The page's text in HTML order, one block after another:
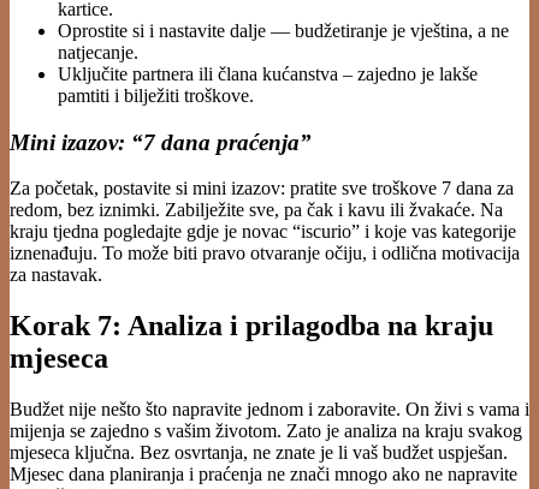
kartice.
Oprostite si i nastavite dalje — budžetiranje je vještina, a ne
natjecanje.
Uključite partnera ili člana kućanstva – zajedno je lakše
pamtiti i bilježiti troškove.
Mini izazov: “7 dana praćenja”
Za početak, postavite si mini izazov: pratite sve troškove 7 dana za
redom, bez iznimki. Zabilježite sve, pa čak i kavu ili žvakaće. Na
kraju tjedna pogledajte gdje je novac “iscurio” i koje vas kategorije
iznenađuju. To može biti pravo otvaranje očiju, i odlična motivacija
za nastavak.
Korak 7: Analiza i prilagodba na kraju
mjeseca
Budžet nije nešto što napravite jednom i zaboravite. On živi s vama i
mijenja se zajedno s vašim životom. Zato je analiza na kraju svakog
mjeseca ključna. Bez osvrtanja, ne znate je li vaš budžet uspješan.
Mjesec dana planiranja i praćenja ne znači mnogo ako ne napravite